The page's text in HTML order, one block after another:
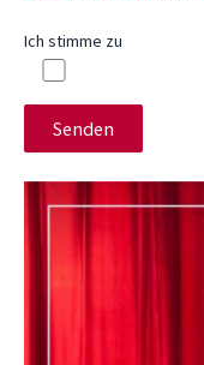
Ich stimme zu